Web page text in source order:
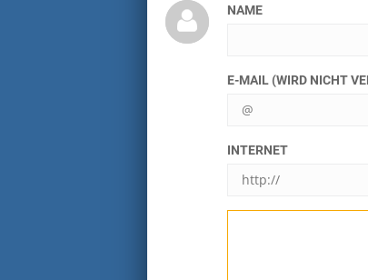
NAME
E-MAIL (WIRD NICHT
INTERNET